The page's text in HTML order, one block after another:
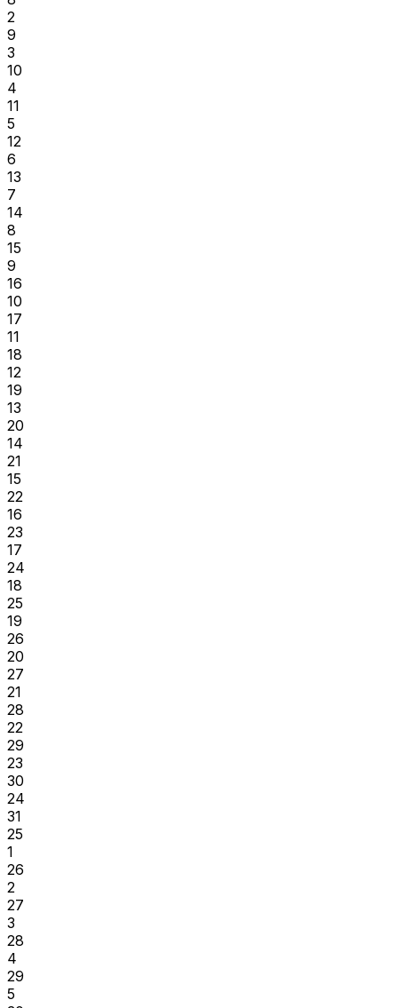
2
9
3
10
4
11
5
12
6
13
7
14
8
15
9
16
10
17
11
18
12
19
13
20
14
21
15
22
16
23
17
24
18
25
19
26
20
27
21
28
22
29
23
30
24
31
25
1
26
2
27
3
28
4
29
5